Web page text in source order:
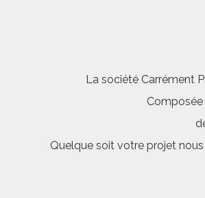
La société Carrément
Composée
Quelque soit votre projet